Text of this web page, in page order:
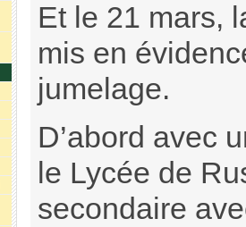
Et le 21 mars,
mis en
jumelage.
D’abord avec
le Lycée de
secondaire